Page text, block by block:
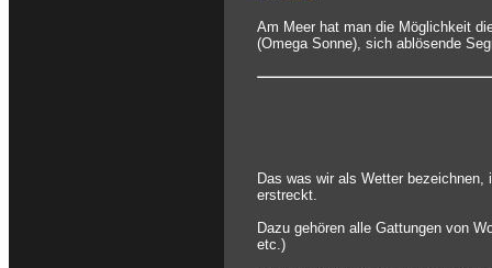
Am Meer hat man die Möglichkeit
(Omega Sonne), sich ablösende
Das was wir als Wetter
erstreckt.
Dazu gehören alle Gattungen von
etc.)